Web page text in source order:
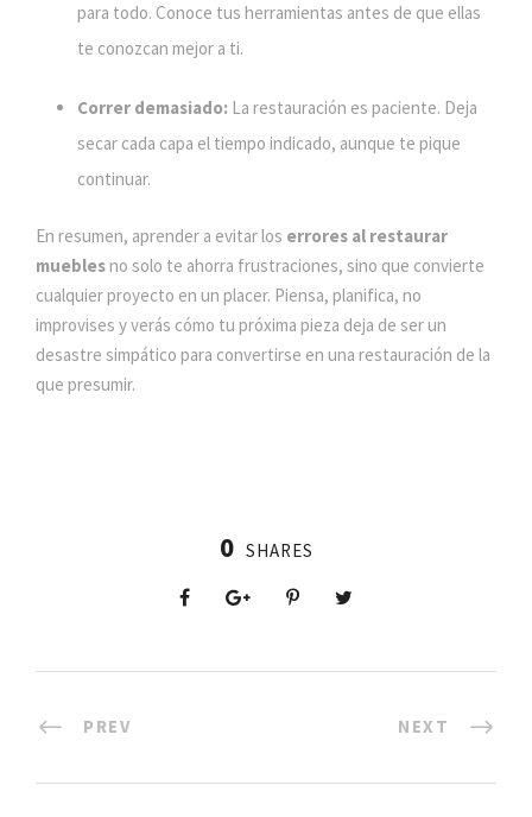
para todo. Conoce tus herramientas antes de que ellas
te conozcan mejor a ti.
Correr demasiado: La restauración es paciente. Deja
secar cada capa el tiempo indicado, aunque te pique
continuar.
En resumen, aprender a evitar los errores al restaurar
mueblesno solo te ahorra frustraciones, sino que convierte
cualquier proyecto en un placer. Piensa, planifica, no
improvises y verás cómo tu próxima pieza deja de ser un
desastre simpático para convertirse en una restauración de la
que presumir.
0 SHARES
PREV NEXT